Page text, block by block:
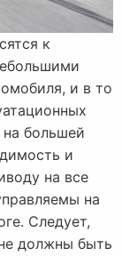
к
и в то
большей
и
на все
на
Следует,
должны быть